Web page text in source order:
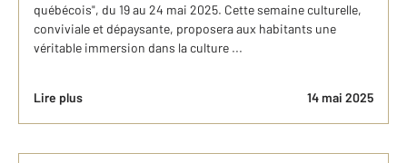
québécois", du 19 au 24 mai 2025. Cette semaine culturelle,
conviviale et dépaysante, proposera aux habitants une
véritable immersion dans la culture ...
Lire plus 14 mai 2025